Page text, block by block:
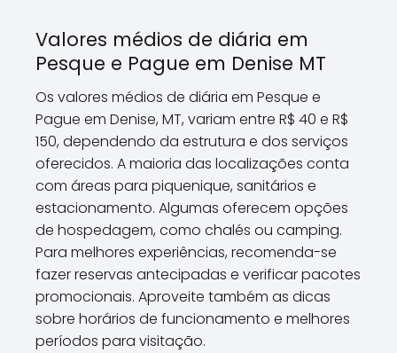
Valores médios de diária em
Pesque e Pague em Denise MT
Os valores médios de diária em Pesque e
Pague em Denise, MT, variam entre R$ 40 e R$
150, dependendo da estrutura e dos serviços
oferecidos. A maioria das localizações conta
com áreas para piquenique, sanitários e
estacionamento. Algumas oferecem opções
de hospedagem, como chalés ou camping.
Para melhores experiências, recomenda-se
fazer reservas antecipadas e verificar pacotes
promocionais. Aproveite também as dicas
sobre horários de funcionamento e melhores
períodos para visitação.